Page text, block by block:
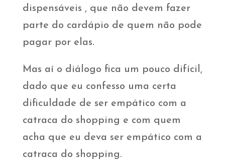
dispensáveis , que não devem fazer
parte do cardápio de quem não pode
pagar por elas.
Mas aí o diálogo fica um pouco difícil,
dado que eu confesso uma certa
dificuldade de ser empático com a
catraca do shopping e com quem
acha que eu deva ser empático com a
catraca do shopping.